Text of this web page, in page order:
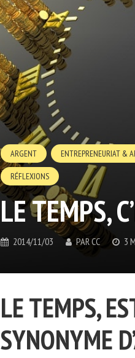
ARGENT ENTREPRENEURIAT &
RÉFLEXIONS
LE TEMPS,
2014/11/03 PARCC 3
LE TEMPS,
SYNONYME